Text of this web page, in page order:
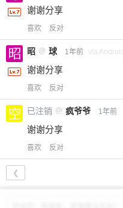
谢谢分享
喜欢 反对
昭 @ 球 1年前 via Android
谢谢分享
喜欢 反对
已注销 @ 疯爷爷 1年前
谢谢分享
喜欢 反对
❮